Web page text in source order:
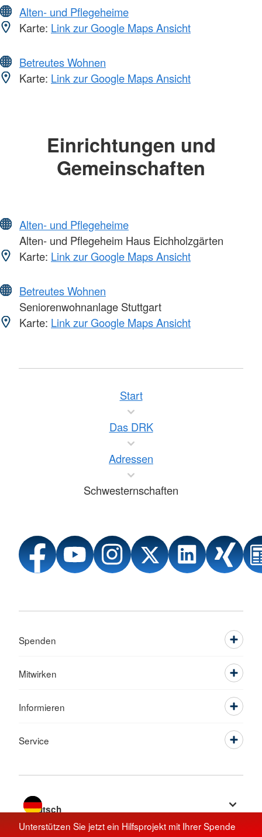
Alten- und Pflegeheime
Karte: Link zur Google Maps Ansicht
Betreutes Wohnen
Karte: Link zur Google Maps Ansicht
Einrichtungen und
Gemeinschaften
Alten- und Pflegeheime
Alten- und Pflegeheim Haus Eichholzgärten
Karte: Link zur Google Maps Ansicht
Betreutes Wohnen
Seniorenwohnanlage Stuttgart
Karte: Link zur Google Maps Ansicht
Unterstützen Sie jetzt ein Hilfsprojekt mit Ihrer Spende
Start
Das DRK
Adressen
Schwesternschaften
Spenden
Mitwirken
Informieren
Service
Sprache wechseln zu